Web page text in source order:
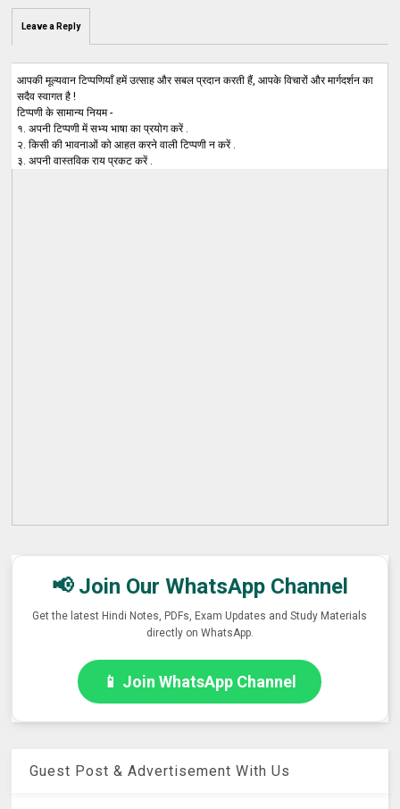
Leave a Reply
आपकी मूल्यवान टिप्पणियाँ हमें उत्साह और सबल प्रदान करती हैं, आपके विचारों और मार्गदर्शन का
सदैव स्वागत है !
टिप्पणी के सामान्य नियम -
१. अपनी टिप्पणी में सभ्य भाषा का प्रयोग करें .
२. किसी की भावनाओं को आहत करने वाली टिप्पणी न करें .
३. अपनी वास्तविक राय प्रकट करें .
📢 Join Our WhatsApp Channel
Get the latest Hindi Notes, PDFs, Exam Updates and Study Materials
directly on WhatsApp.
📱 Join WhatsApp Channel
Guest Post & Advertisement With Us